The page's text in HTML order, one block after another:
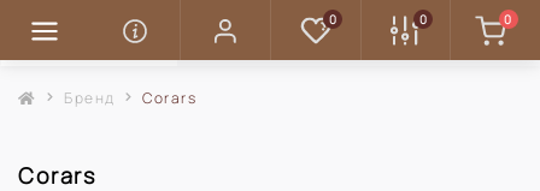
0 0 0
Бренд Corars
Corars